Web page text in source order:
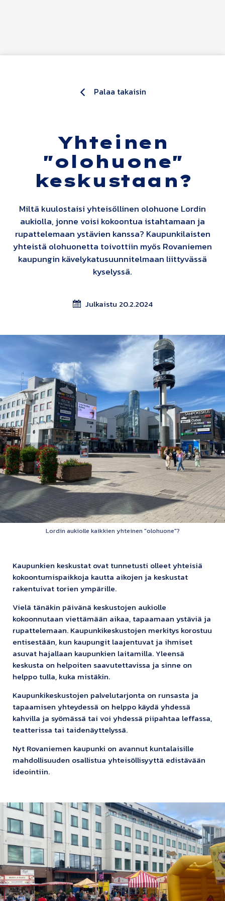
Palaa takaisin
Yhteinen
"olohuone"
keskustaan?
Miltä kuulostaisi yhteisöllinen olohuone Lordin
aukiolla, jonne voisi kokoontua istahtamaan ja
rupattelemaan ystävien kanssa? Kaupunkilaisten
yhteistä olohuonetta toivottiin myös Rovaniemen
kaupungin kävelykatusuunnitelmaan liittyvässä
kyselyssä.
Julkaistu 20.2.2024
Lordin aukiolle kaikkien yhteinen "olohuone"?
Kaupunkien keskustat ovat tunnetusti olleet yhteisiä
kokoontumispaikkoja kautta aikojen ja keskustat
rakentuivat torien ympärille.
Vielä tänäkin päivänä keskustojen aukiolle
kokoonnutaan viettämään aikaa, tapaamaan ystäviä ja
rupattelemaan. Kaupunkikeskustojen merkitys korostuu
entisestään, kun kaupungit laajentuvat ja ihmiset
asuvat hajallaan kaupunkien laitamilla. Yleensä
keskusta on helpoiten saavutettavissa ja sinne on
helppo tulla, kuka mistäkin.
Kaupunkikeskustojen palvelutarjonta on runsasta ja
tapaamisen yhteydessä on helppo käydä yhdessä
kahvilla ja syömässä tai voi yhdessä piipahtaa leffassa,
teatterissa tai taidenäyttelyssä.
Nyt Rovaniemen kaupunki on avannut kuntalaisille
mahdollisuuden osallistua yhteisöllisyyttä edistävään
ideointiin.